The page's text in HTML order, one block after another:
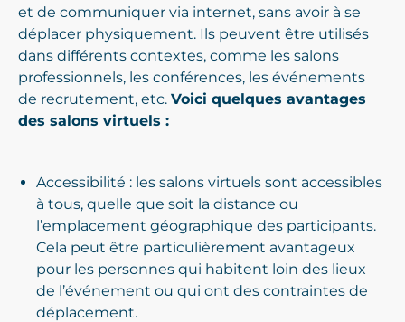
et de communiquer via internet, sans avoir à se
déplacer physiquement. Ils peuvent être utilisés
dans différents contextes, comme les salons
professionnels, les conférences, les événements
de recrutement, etc. Voici quelques avantages
des salons virtuels :
Accessibilité : les salons virtuels sont accessibles
à tous, quelle que soit la distance ou
l’emplacement géographique des participants.
Cela peut être particulièrement avantageux
pour les personnes qui habitent loin des lieux
de l’événement ou qui ont des contraintes de
déplacement.